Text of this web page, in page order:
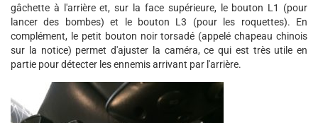
gâchette à l'arrière et, sur la face supérieure, le bouton L1 (pour
lancer des bombes) et le bouton L3 (pour les roquettes). En
complément, le petit bouton noir torsadé (appelé chapeau chinois
sur la notice) permet d'ajuster la caméra, ce qui est très utile en
partie pour détecter les ennemis arrivant par l'arrière.